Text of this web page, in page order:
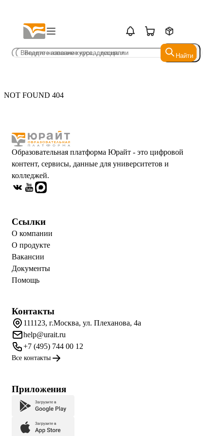
Найти
Найти
NOT FOUND 404
Образовательная платформа Юрайт - это цифровой
контент, сервисы, данные для университетов и
колледжей.
Ссылки
О компании
О продукте
Вакансии
Документы
Помощь
Контакты
111123, г.Москва, ул. Плеханова, 4а
help@urait.ru
+7 (495) 744 00 12
Все контакты
Приложения